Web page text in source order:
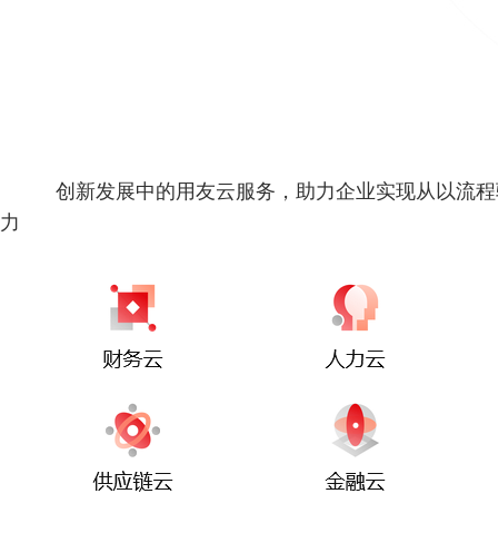
创新发展中的用友云服务，助力企业实现从以流
力